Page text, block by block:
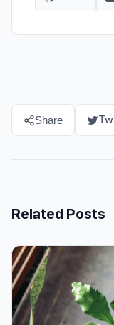
Share
Related Posts